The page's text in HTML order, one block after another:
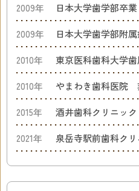
2009年 日本大学歯学部卒業
2009年 日本大学歯学部附
2010年 東京医科歯科大学
2010年 やまわき歯科医院
2015年 酒井歯科クリニック
2021年 泉岳寺駅前歯科ク